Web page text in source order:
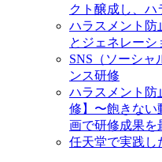
クト醸成し、
ハラスメント防
とジェネレーシ
SNS（ソーシャ
ンス研修
ハラスメント防
修】〜飽きない
画で研修成果を
任天堂で実践し